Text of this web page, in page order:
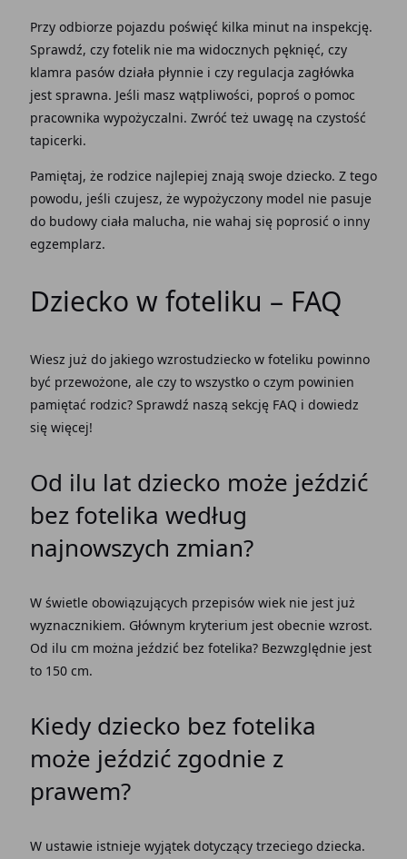
Przy odbiorze pojazdu poświęć kilka minut na inspekcję.
Sprawdź, czy fotelik nie ma widocznych pęknięć, czy
klamra pasów działa płynnie i czy regulacja zagłówka
jest sprawna. Jeśli masz wątpliwości, poproś o pomoc
pracownika wypożyczalni. Zwróć też uwagę na czystość
tapicerki.
Pamiętaj, że rodzice najlepiej znają swoje dziecko. Z tego
powodu, jeśli czujesz, że wypożyczony model nie pasuje
do budowy ciała malucha, nie wahaj się poprosić o inny
egzemplarz.
Dziecko w foteliku – FAQ
Wiesz już do jakiego wzrostudziecko w foteliku powinno
być przewożone, ale czy to wszystko o czym powinien
pamiętać rodzic? Sprawdź naszą sekcję FAQ i dowiedz
się więcej!
Od ilu lat dziecko może jeździć
bez fotelika według
najnowszych zmian?
W świetle obowiązujących przepisów wiek nie jest już
wyznacznikiem. Głównym kryterium jest obecnie wzrost.
Od ilu cm można jeździć bez fotelika? Bezwzględnie jest
to 150 cm.
Kiedy dziecko bez fotelika
może jeździć zgodnie z
prawem?
W ustawie istnieje wyjątek dotyczący trzeciego dziecka.